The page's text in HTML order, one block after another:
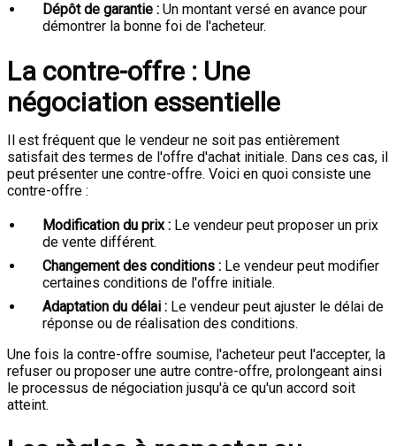
Dépôt de garantie : Un montant versé en avance pour
démontrer la bonne foi de l'acheteur.
La contre-offre : Une
négociation essentielle
Il est fréquent que le vendeur ne soit pas entièrement
satisfait des termes de l'offre d'achat initiale. Dans ces cas, il
peut présenter une contre-offre. Voici en quoi consiste une
contre-offre :
Modification du prix : Le vendeur peut proposer un prix
de vente différent.
Changement des conditions : Le vendeur peut modifier
certaines conditions de l'offre initiale.
Adaptation du délai : Le vendeur peut ajuster le délai de
réponse ou de réalisation des conditions.
Une fois la contre-offre soumise, l'acheteur peut l'accepter, la
refuser ou proposer une autre contre-offre, prolongeant ainsi
le processus de négociation jusqu'à ce qu'un accord soit
atteint.